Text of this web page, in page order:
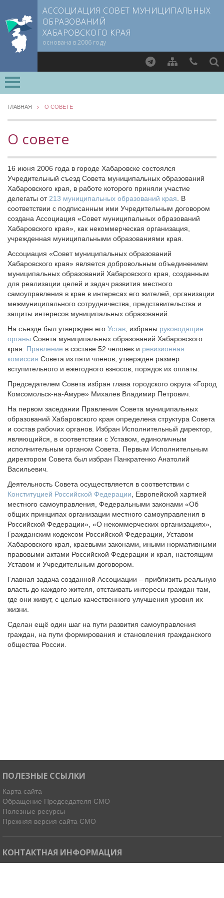
АССОЦИАЦИЯ СОВЕТ МУНИЦИПАЛЬНЫХ
ОБРАЗОВАНИЙ
ХАБАРОВСКОГО КРАЯ
основана в 2006 году
Найти
О СОВЕТЕ
Документы CMO
Учредительный договор
Члены СМО
Учредители
Руководящие органы
Съезд Совета
Председатель Совета
Исполнительная дирекция
Ревизионная комиссия
Палаты Совета
Комитеты Совета
Правление Совета
Обработка персональных данных
Партнеры Совета
Инвестиционные порталы муниципальных образований
Контактная информация
МЕТОДИЧЕСКИЙ РАЗДЕЛ
НАСЕЛЕНИЕ И МСУ
ЮРИДИЧЕСКИЙ СОВЕТ
ГЛАВНАЯ О СОВЕТЕ
О совете
16 июня 2006 года в городе Хабаровске состоялся
Учредительный съезд Совета муниципальных образований
Хабаровского края, в работе которого приняли участие
делегаты от 213 муниципальных образований края . В
соответствии с подписанным ими Учредительным договором
создана Ассоциация «Совет муниципальных образований
Хабаровского края», как некоммерческая организация,
учрежденная муниципальными образованиями края.
Ассоциация «Совет муниципальных образований
Хабаровского края» является добровольным объединением
муниципальных образований Хабаровского края, созданным
для реализации целей и задач развития местного
самоуправления в крае в интересах его жителей, организации
межмуниципального сотрудничества, представительства и
защиты интересов муниципальных образований.
На съезде был утвержден его Устав , избраны руководящие
органы Совета муниципальных образований Хабаровского
края: Правление в составе 52 человек и ревизионная
комиссия Совета из пяти членов, утвержден размер
вступительного и ежегодного взносов, порядок их оплаты.
Председателем Совета избран глава городского округа «Город
Комсомольск-на-Амуре» Михалев Владимир Петрович.
На первом заседании Правления Совета муниципальных
образований Хабаровского края определена структура Совета
и состав рабочих органов. Избран Исполнительный директор,
являющийся, в соответствии с Уставом, единоличным
исполнительным органом Совета. Первым Исполнительным
директором Совета был избран Панкратенко Анатолий
Васильевич.
Деятельность Совета осуществляется в соответствии с
Конституцией Российской Федерации , Европейской хартией
местного самоуправления, Федеральными законами «Об
общих принципах организации местного самоуправления в
Российской Федерации», «О некоммерческих организациях»,
Гражданским кодексом Российской Федерации, Уставом
Хабаровского края, краевыми законами, иными нормативными
правовыми актами Российской Федерации и края, настоящим
Уставом и Учредительным договором.
Главная задача созданной Ассоциации – приблизить реальную
власть до каждого жителя, отстаивать интересы граждан там,
где они живут, с целью качественного улучшения уровня их
жизни.
Сделан ещё один шаг на пути развития самоуправления
граждан, на пути формирования и становления гражданского
общества России.
ПОЛЕЗНЫЕ ССЫЛКИ
Карта сайта
Обращение Председателя СМО
Полезные ресурсы
Прежняя версия сайта СМО
КОНТАКТНАЯ ИНФОРМАЦИЯ